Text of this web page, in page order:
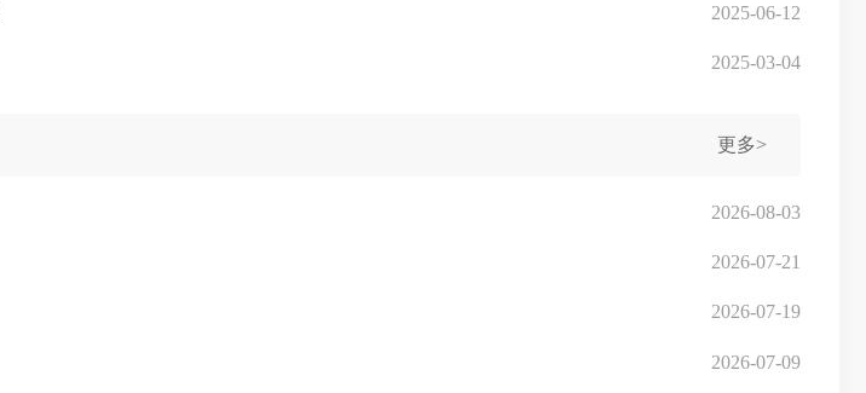
2025-06-12
2025-03-04
更多>
2026-08-03
2026-07-21
2026-07-19
2026-07-09